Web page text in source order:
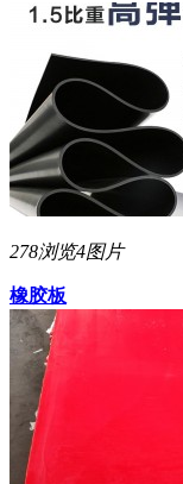
278浏览4图片
橡胶板